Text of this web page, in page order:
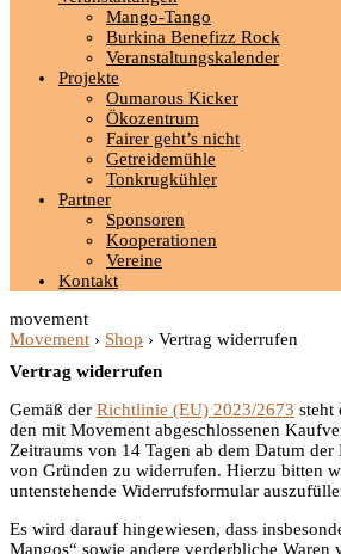
Mango-Tango
Burkina Benefizz Rock
Veranstaltungskalender
Projekte
Oumarous Kicker
Ökozentrum
Fairer geht’s nicht
Getreidemühle
Tonkrugkühler
Partner
Sponsoren
Kooperationen
Vereine
Kontakt
movement
Movement › Shop › Vertrag widerrufen
Vertrag widerrufen
Gemäß der Richtlinie (EU) 2023/2673 steht
den mit Movement abgeschlossenen
Zeitraums von 14 Tagen ab dem Datum
von Gründen zu widerrufen. Hierzu bitten
untenstehende Widerrufsformular
Es wird darauf hingewiesen, dass
Mangos“ sowie andere verderbliche Waren